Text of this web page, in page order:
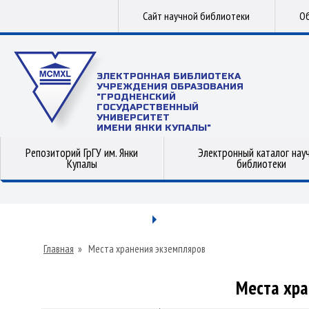
Сайт научной библиотеки
ЭЛЕКТРОННАЯ БИБЛИОТЕКА
УЧРЕЖДЕНИЯ ОБРАЗОВАНИЯ
"ГРОДНЕНСКИЙ
ГОСУДАРСТВЕННЫЙ
УНИВЕРСИТЕТ
ИМЕНИ ЯНКИ КУПАЛЫ"
Репозиторий ГрГУ им. Янки
Купалы
Электронный каталог
библиотеки
Главная » Места хранения экземпляров
Места